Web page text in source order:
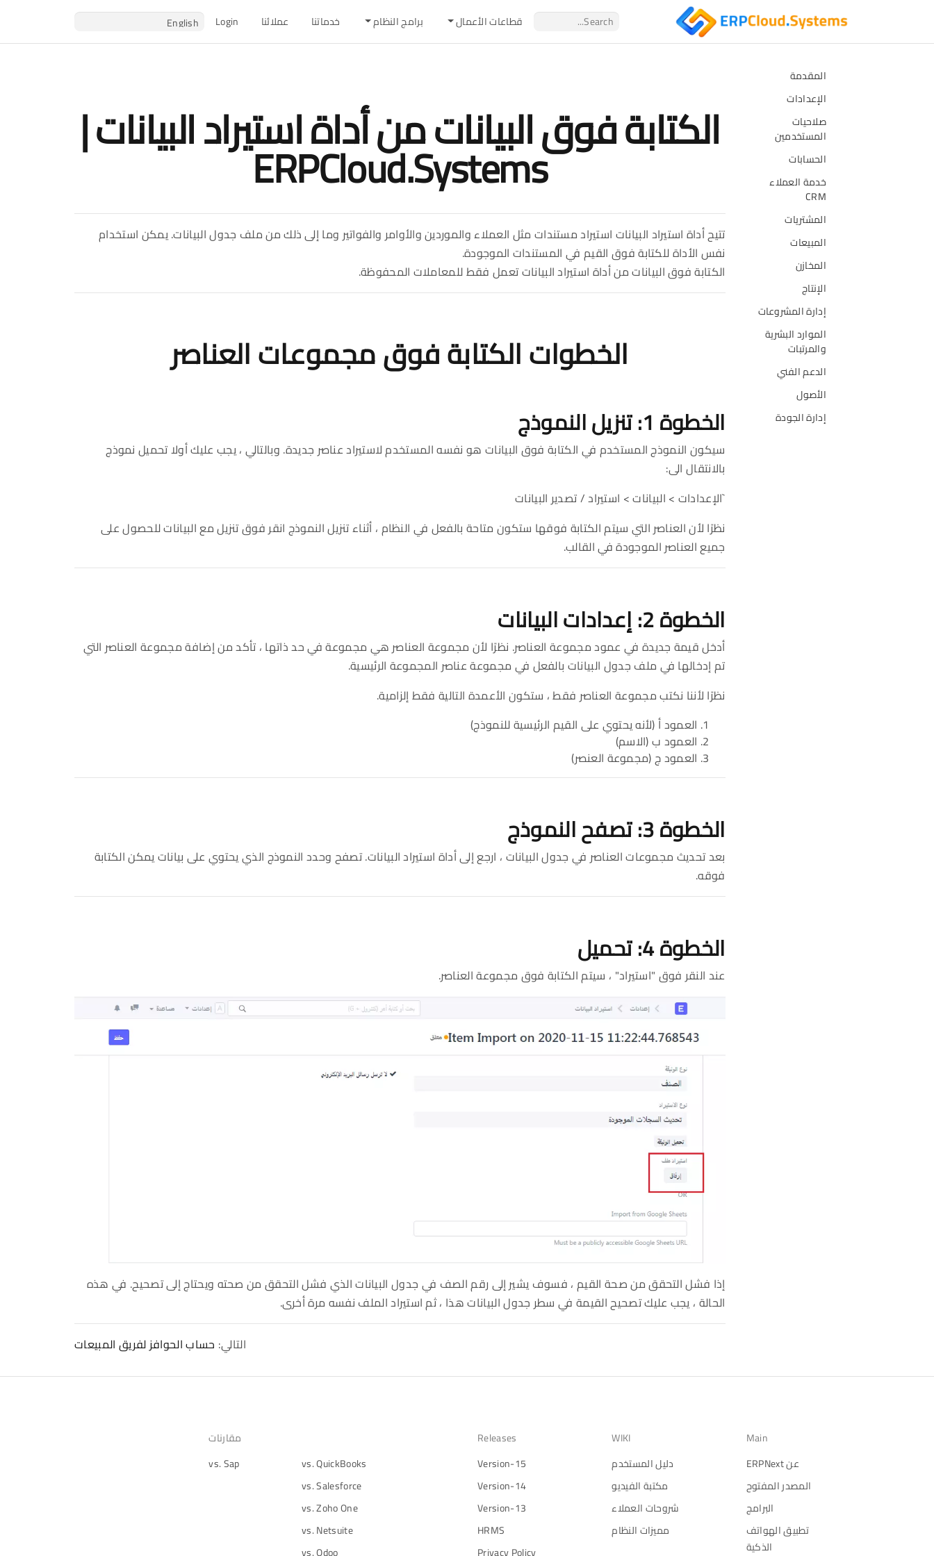
قطاعات اﻷعمال برامج النظام خدماتنا عملائنا Login
المقدمة
الإعدادات
صلاحيات
المستخدمين
الحسابات
خدمة العملاء
CRM
المشتريات
المبيعات
المخازن
الإنتاج
إدارة المشروعات
الموارد البشرية
والمرتبات
الدعم الفني
الأصول
إدارة الجودة
الكتابة فوق البيانات من أداة استيراد البيانات |
ERPCloud.Systems
تتيح أداة استيراد البيانات استيراد مستندات مثل العملاء والموردين والأوامر والفواتير وما إلى ذلك من ملف جدول البيانات. يمكن استخدام
نفس الأداة للكتابة فوق القيم في المستندات الموجودة.
الكتابة فوق البيانات من أداة استيراد البيانات تعمل فقط للمعاملات المحفوظة.
الخطوات الكتابة فوق مجموعات العناصر
الخطوة 1: تنزيل النموذج
سيكون النموذج المستخدم في الكتابة فوق البيانات هو نفسه المستخدم لاستيراد عناصر جديدة. وبالتالي ، يجب عليك أولا تحميل نموذج
بالانتقال الى:
`الإعدادات > البيانات > استيراد / تصدير البيانات
نظرًا لأن العناصر التي سيتم الكتابة فوقها ستكون متاحة بالفعل في النظام ، أثناء تنزيل النموذج انقر فوق تنزيل مع البيانات للحصول على
جميع العناصر الموجودة في القالب.
الخطوة 2: إعدادات البيانات
أدخل قيمة جديدة في عمود مجموعة العناصر. نظرًا لأن مجموعة العناصر هي مجموعة في حد ذاتها ، تأكد من إضافة مجموعة العناصر التي
تم إدخالها في ملف جدول البيانات بالفعل في مجموعة عناصر المجموعة الرئيسية.
نظرًا لأننا نكتب مجموعة العناصر فقط ، ستكون الأعمدة التالية فقط إلزامية.
العمود أ (لأنه يحتوي على القيم الرئيسية للنموذج)
العمود ب (الاسم)
العمود ج (مجموعة العنصر)
الخطوة 3: تصفح النموذج
بعد تحديث مجموعات العناصر في جدول البيانات ، ارجع إلى أداة استيراد البيانات. تصفح وحدد النموذج الذي يحتوي على بيانات يمكن الكتابة
فوقه.
الخطوة 4: تحميل
عند النقر فوق "استيراد" ، سيتم الكتابة فوق مجموعة العناصر.
إذا فشل التحقق من صحة القيم ، فسوف يشير إلى رقم الصف في جدول البيانات الذي فشل التحقق من صحته ويحتاج إلى تصحيح. في هذه
الحالة ، يجب عليك تصحيح القيمة في سطر جدول البيانات هذا ، ثم استيراد الملف نفسه مرة أخرى.
التالي: حساب الحوافز لفريق المبيعات
Main
عن ERPNext
المصدر المفتوح
البرامج
تطبيق الهواتف
الذكية
WIKI
دليل المستخدم
مكتبة الفيديو
شروحات العملاء
مميزات النظام
Releases
Version-15
Version-14
Version-13
HRMS
مقارنات
vs. QuickBooks
vs. Salesforce
vs. Zoho One
vs. Netsuite
vs. Sap